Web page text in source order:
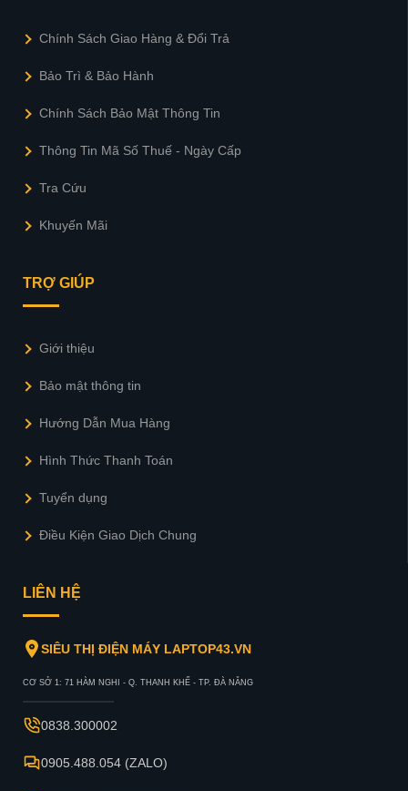
Chính Sách Giao Hàng & Đổi Trả
Bảo Trì & Bảo Hành
Chính Sách Bảo Mật Thông Tin
Thông Tin Mã Số Thuế - Ngày Cấp
Tra Cứu
Khuyến Mãi
TRỢ GIÚP
Giới thiệu
Bảo mật thông tin
Hướng Dẫn Mua Hàng
Hình Thức Thanh Toán
Tuyển dụng
Điều Kiện Giao Dịch Chung
LIÊN HỆ
SIÊU THỊ ĐIỆN MÁY LAPTOP43.VN
CƠ SỞ 1: 71 HÀM NGHI - Q. THANH KHẾ - TP. ĐÀ NẴNG
0838.300002
0905.488.054 (ZALO)